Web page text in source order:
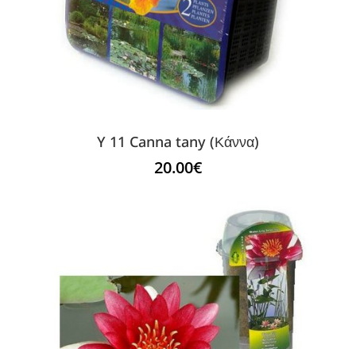
Y 11 Canna tany (Κάννα)
20.00€